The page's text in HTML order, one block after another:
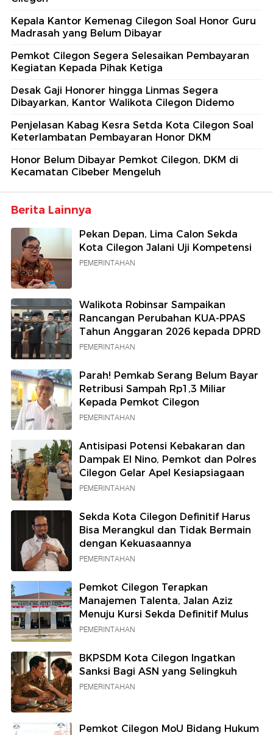
Kepala Kantor Kemenag Cilegon Soal Honor Guru
Madrasah yang Belum Dibayar
Pemkot Cilegon Segera Selesaikan Pembayaran
Kegiatan Kepada Pihak Ketiga
Desak Gaji Honorer hingga Linmas Segera
Dibayarkan, Kantor Walikota Cilegon Didemo
Penjelasan Kabag Kesra Setda Kota Cilegon Soal
Keterlambatan Pembayaran Honor DKM
Honor Belum Dibayar Pemkot Cilegon, DKM di
Kecamatan Cibeber Mengeluh
Berita Lainnya
Pekan Depan, Lima Calon Sekda
Kota Cilegon Jalani Uji Kompetensi
PEMERINTAHAN
Walikota Robinsar Sampaikan
Rancangan Perubahan KUA-PPAS
Tahun Anggaran 2026 kepada DPRD
PEMERINTAHAN
Parah! Pemkab Serang Belum Bayar
Retribusi Sampah Rp1,3 Miliar
Kepada Pemkot Cilegon
PEMERINTAHAN
Antisipasi Potensi Kebakaran dan
Dampak El Nino, Pemkot dan Polres
Cilegon Gelar Apel Kesiapsiagaan
PEMERINTAHAN
Sekda Kota Cilegon Definitif Harus
Bisa Merangkul dan Tidak Bermain
dengan Kekuasaannya
PEMERINTAHAN
Pemkot Cilegon Terapkan
Manajemen Talenta, Jalan Aziz
Menuju Kursi Sekda Definitif Mulus
PEMERINTAHAN
BKPSDM Kota Cilegon Ingatkan
Sanksi Bagi ASN yang Selingkuh
PEMERINTAHAN
Pemkot Cilegon MoU Bidang Hukum